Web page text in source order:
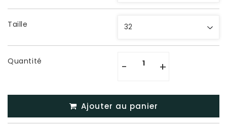
Taille
Quantité - +
Ajouter au panier